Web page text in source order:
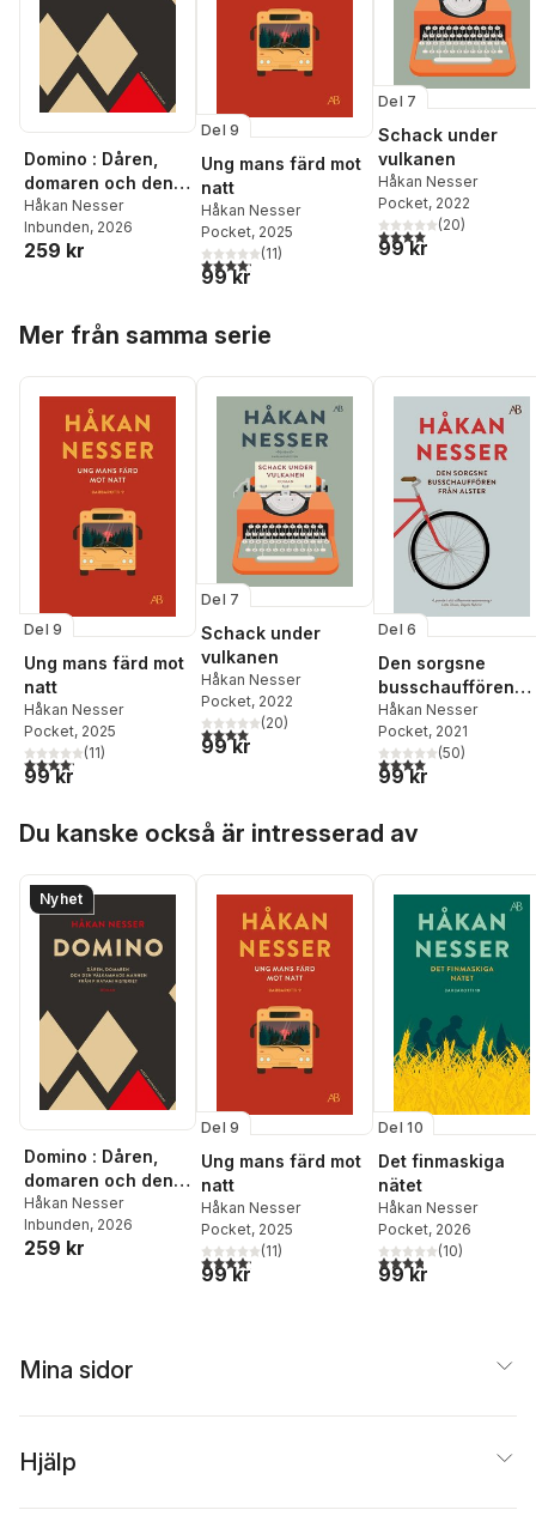
Domino : Dåren,
domaren och den
välkammade
mannen från
pirayaministeriet
Håkan Nesser
Inbunden, 2026
259 kr
Del 9
Ung mans färd mot
natt
Håkan Nesser
Pocket, 2025
4,2utav 5 stjärnor. Totalt antal röster:
(11)
99 kr
Del 7
Schack under
vulkanen
Håkan Nesser
Pocket, 2022
4,0utav 5 stjärnor.
(20)
99 kr
Mer från samma serie
Del 9
Ung mans färd mot
natt
Håkan Nesser
Pocket, 2025
4,2utav 5 stjärnor. Totalt antal röster:
(11)
99 kr
Del 7
Schack under
vulkanen
Håkan Nesser
Pocket, 2022
4,0utav 5 stjärnor. Totalt antal röster:
(20)
99 kr
Del 6
Den sorgsne
busschauffören
från Alster
Håkan Nesser
Pocket, 2021
4,0utav 5 stjärnor.
(50)
99 kr
Du kanske också är intresserad av
Nyhet
Domino : Dåren,
domaren och den
välkammade
mannen från
pirayaministeriet
Håkan Nesser
Inbunden, 2026
259 kr
Del 9
Ung mans färd mot
natt
Håkan Nesser
Pocket, 2025
4,2utav 5 stjärnor. Totalt antal röster:
(11)
99 kr
Del 10
Det finmaskiga
nätet
Håkan Nesser
Pocket, 2026
3,8utav 5 stjärnor.
(10)
99 kr
Mina sidor
Hjälp